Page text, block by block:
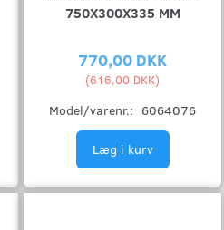
750X300X335 MM
770,00 DKK
(616,00 DKK)
Model/varenr.: 6064076
Læg i kurv